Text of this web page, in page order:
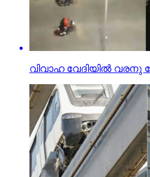
വിവാഹ വേദിയില്‍ വരനു